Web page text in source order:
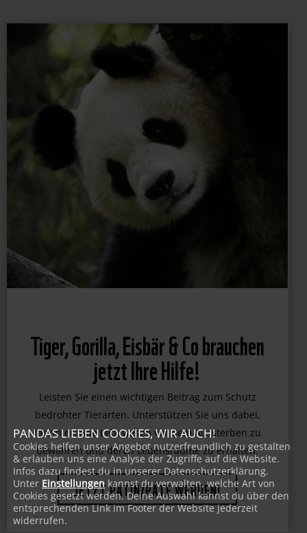
Tiger, Gorilla, Eisbär & Co brauchen
jetzt Ihre Hilfe!
Leisten Sie einen wichtigen Beitrag zum Schutz
bedrohter Tierarten. Unterstützen Sie uns dabei,
faszinierende Lebewesen vor dem Aussterben zu
bewahren und deren Lebensräume zu erhalten.
JETZT PATIN/PATE WERDEN!
PANDAS LIEBEN COOKIES, WIR AUCH!
Cookies helfen unser Angebot nutzerfreundlich zu gestalten
& erlauben uns eine Analyse der Zugriffe auf die Website.
Infos dazu findest du in unserer Datenschutzerklärung.
Unter Einstellungen kannst du verwalten, welche Art von
Cookies gesetzt werden. Deine Auswahl kannst du über den
entsprechenden Link im Footer der Website jederzeit
widerrufen.